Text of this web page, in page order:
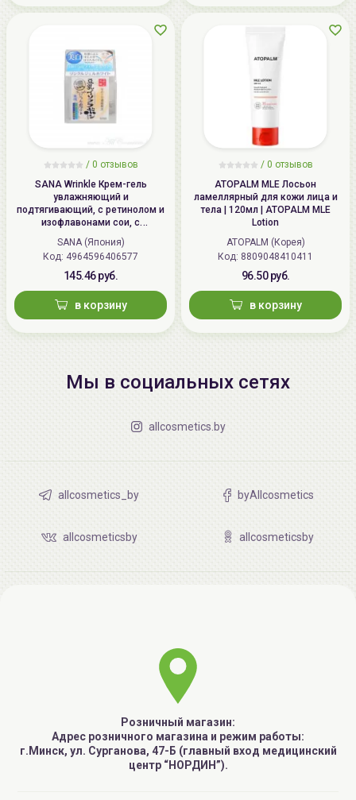
/ 0 отзывов
SANA Wrinkle Крем-гель
увлажняющий и
подтягивающий, с ретинолом и
изофлавонами сои, с
осветляющим эффектом | 100г |
Wrinkle Gel Cream (Whitening)
SANA (Япония)
Код: 4964596406577
145.46 руб.
в корзину
/ 0 отзывов
ATOPALM MLE Лосьон
ламеллярный для кожи лица и
тела | 120мл | ATOPALM MLE
Lotion
ATOPALM (Корея)
Код: 8809048410411
96.50 руб.
в корзину
Мы в социальных сетях
allcosmetics.by
allcosmetics_by byAllcosmetics
allcosmeticsby allcosmeticsby
Розничный магазин:
Адрес розничного магазина и режим работы:
г.Минск, ул. Сурганова, 47-Б (главный вход медицинский
центр “НОРДИН”).